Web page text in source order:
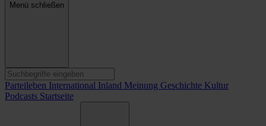
Menü schließen
Parteileben International Inland Meinung Geschichte Kultur
Podcasts Startseite